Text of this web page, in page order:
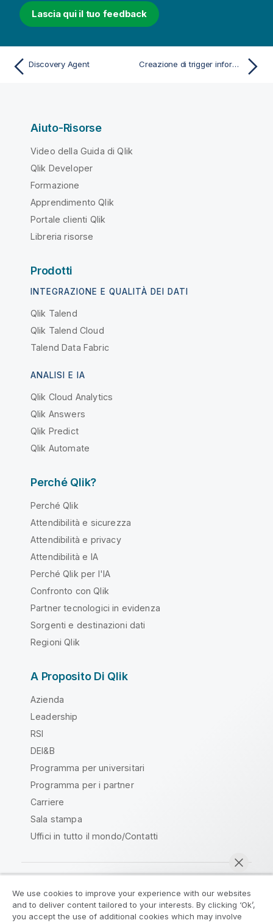
Lascia qui il tuo feedback
Discovery Agent Creazione di trigger informazioni
Aiuto-Risorse
Video della Guida di Qlik
Qlik Developer
Formazione
Apprendimento Qlik
Portale clienti Qlik
Libreria risorse
Prodotti
INTEGRAZIONE E QUALITÀ DEI DATI
Qlik Talend
Qlik Talend Cloud
Talend Data Fabric
ANALISI E IA
Qlik Cloud Analytics
Qlik Answers
Qlik Predict
Qlik Automate
Perché Qlik?
Perché Qlik
Attendibilità e sicurezza
Attendibilità e privacy
Attendibilità e IA
Perché Qlik per l'IA
Confronto con Qlik
Partner tecnologici in evidenza
Sorgenti e destinazioni dati
Regioni Qlik
A Proposito Di Qlik
Azienda
Leadership
RSI
DEI&B
Programma per universitari
Programma per i partner
Carriere
Sala stampa
Uffici in tutto il mondo/Contatti
Qlik Community
We use cookies to improve your experience with our websites
and to deliver content tailored to your interests. By clicking ‘Ok’,
you accept the use of additional cookies which may involve